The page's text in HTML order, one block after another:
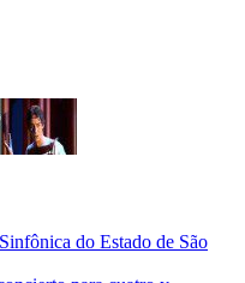
do Estado de São